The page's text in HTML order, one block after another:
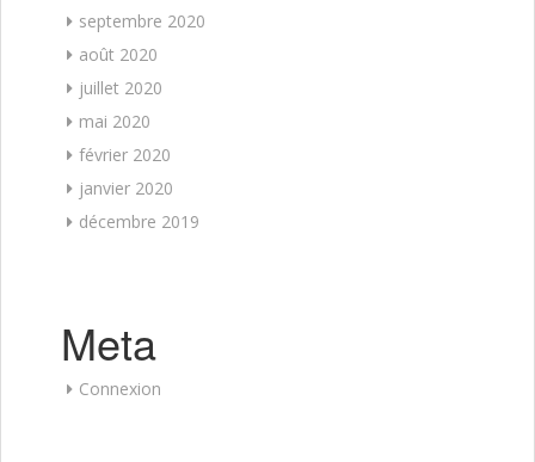
septembre 2020
août 2020
juillet 2020
mai 2020
février 2020
janvier 2020
décembre 2019
Meta
Connexion